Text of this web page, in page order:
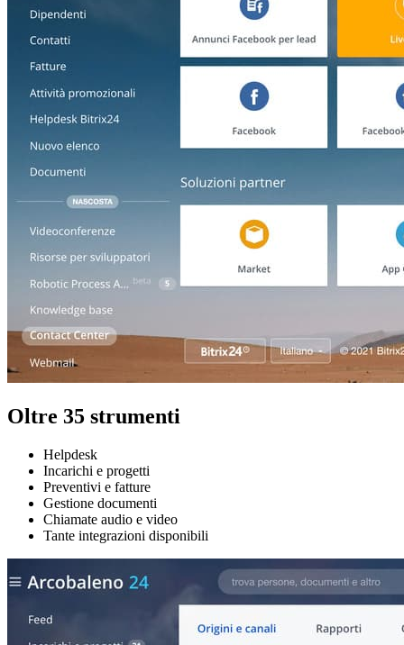
Oltre 35 strumenti
Helpdesk
Incarichi e progetti
Preventivi e fatture
Gestione documenti
Chiamate audio e video
Tante integrazioni disponibili